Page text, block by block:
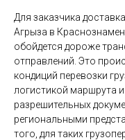
Для заказчика
Агрыза в
обойдется дороже
отправлений. Это
кондиций перевозки
логистикой маршрута
разрешительных
региональными
того, для таких